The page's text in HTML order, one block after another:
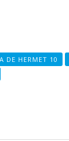
DE HERMET 10